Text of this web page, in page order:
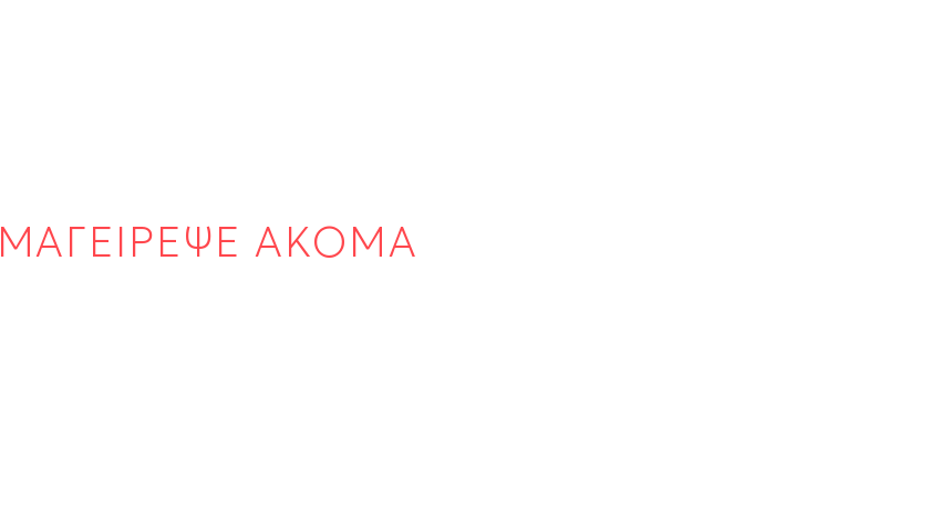
ΜΑΓΕΙΡΕΨΕ ΑΚΟΜΑ